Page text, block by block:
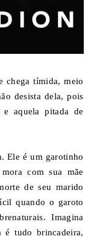
chega tímida, meio
desista dela, pois
aquela pitada de
Ele é um garotinho
com sua mãe
de seu marido
quando o garoto
Imagina
é tudo brincadeira,